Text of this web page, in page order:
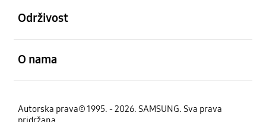
Održivost
O nama
Autorska prava© 1995. - 2026. SAMSUNG. Sva prava